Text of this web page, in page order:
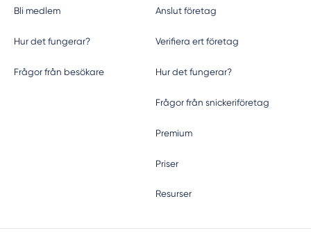
Bli medlem
Hur det fungerar?
Frågor från besökare
Anslut företag
Verifiera ert företag
Hur det fungerar?
Frågor från snickeriföretag
Premium
Priser
Resurser